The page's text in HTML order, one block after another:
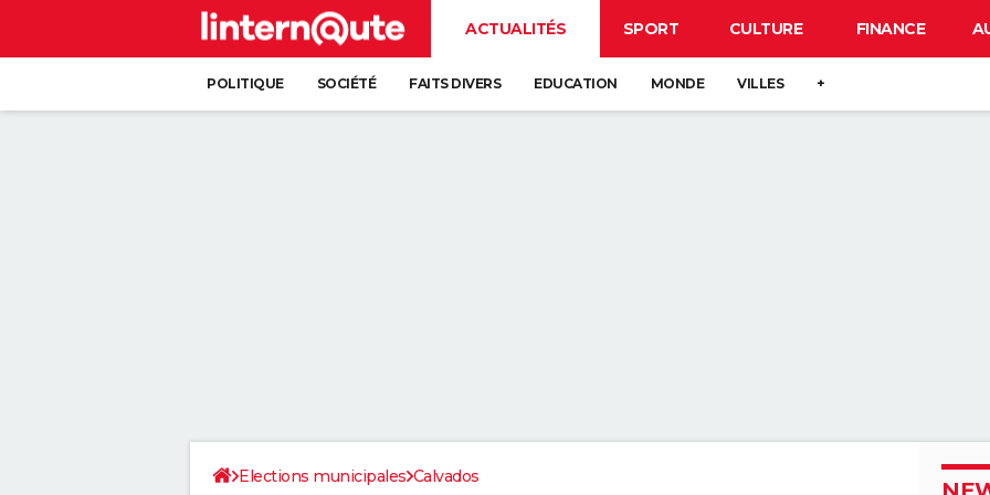
ACTUALITÉS SPORT CULTURE FINANCE
POLITIQUE SOCIÉTÉ FAITS DIVERS EDUCATION MONDE VILLES +
Elections municipales Calvados